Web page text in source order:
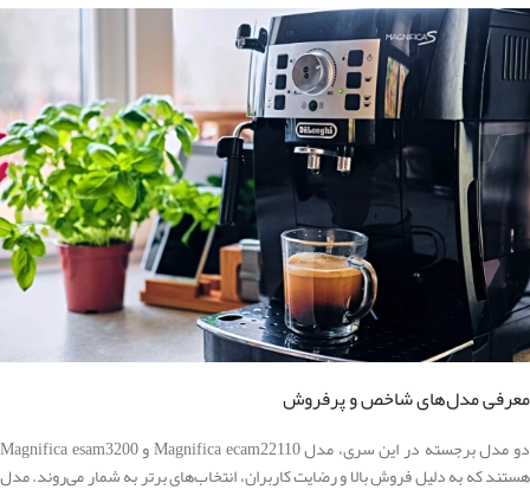
معرفی مدل‌های شاخص و پرفروش
دو مدل برجسته در این سری، مدل Magnifica ecam22110 و Magnifica esam3200
هستند که به دلیل فروش بالا و رضایت کاربران، انتخاب‌های برتر به شمار می‌روند. مدل